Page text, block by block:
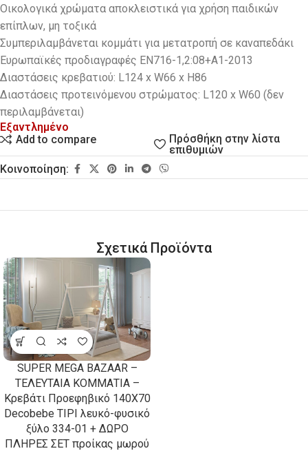
Οικολογικά χρώματα αποκλειστικά για χρήση παιδικών
επίπλων, μη τοξικά
Συμπεριλαμβάνεται κομμάτι για μετατροπή σε καναπεδάκι
Ευρωπαϊκές προδιαγραφές EN716-1,2:08+A1-2013
Διαστάσεις κρεβατιού: L124 x W66 x H86
Διαστάσεις προτεινόμενου στρώματος: L120 x W60 (δεν
περιλαμβάνεται)
Εξαντλημένο
Add to compare
Πρόσθήκη στην λίστα
επιθυμιών
Κοινοποίηση:
Σχετικά Προϊόντα
SUPER MEGA BAZAAR –
ΤΕΛΕΥΤΑΙΑ ΚΟΜΜΑΤΙΑ –
Κρεβάτι Προεφηβικό 140Χ70
Decobebe TIPI λευκό-φυσικό
ξύλο 334-01 + ΔΩΡΟ
ΠΛΗΡΕΣ ΣΕΤ προίκας μωρού